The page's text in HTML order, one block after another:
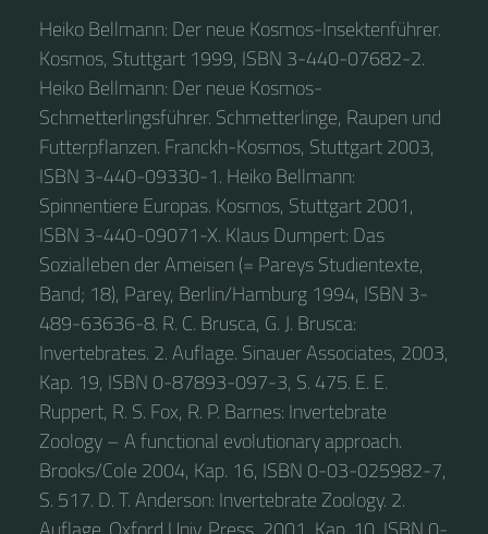
Heiko Bellmann: Der neue Kosmos-Insektenführer.
Kosmos, Stuttgart 1999, ISBN 3-440-07682-2.
Heiko Bellmann: Der neue Kosmos-
Schmetterlingsführer. Schmetterlinge, Raupen und
Futterpflanzen. Franckh-Kosmos, Stuttgart 2003,
ISBN 3-440-09330-1. Heiko Bellmann:
Spinnentiere Europas. Kosmos, Stuttgart 2001,
ISBN 3-440-09071-X. Klaus Dumpert: Das
Sozialleben der Ameisen (= Pareys Studientexte,
Band; 18), Parey, Berlin/Hamburg 1994, ISBN 3-
489-63636-8. R. C. Brusca, G. J. Brusca:
Invertebrates. 2. Auflage. Sinauer Associates, 2003,
Kap. 19, ISBN 0-87893-097-3, S. 475. E. E.
Ruppert, R. S. Fox, R. P. Barnes: Invertebrate
Zoology – A functional evolutionary approach.
Brooks/Cole 2004, Kap. 16, ISBN 0-03-025982-7,
S. 517. D. T. Anderson: Invertebrate Zoology. 2.